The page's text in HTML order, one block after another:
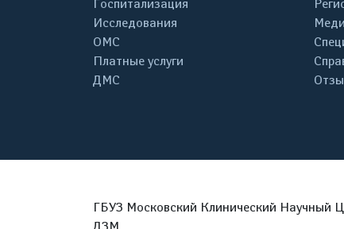
Госпитализация
Исследования
ОМС
Платные услуги
ДМС
ГБУЗ Московский Клинический Научный